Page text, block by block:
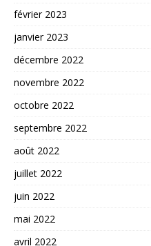
février 2023
janvier 2023
décembre 2022
novembre 2022
octobre 2022
septembre 2022
août 2022
juillet 2022
juin 2022
mai 2022
avril 2022